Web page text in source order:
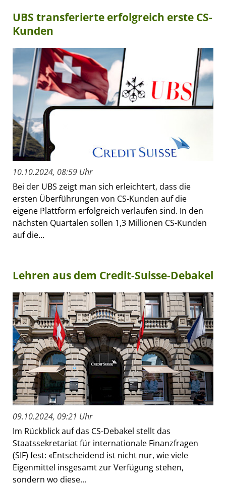
UBS transferierte erfolgreich erste CS-
Kunden
10.10.2024, 08:59 Uhr
Bei der UBS zeigt man sich erleichtert, dass die
ersten Überführungen von CS-Kunden auf die
eigene Plattform erfolgreich verlaufen sind. In den
nächsten Quartalen sollen 1,3 Millionen CS-Kunden
auf die...
Lehren aus dem Credit-Suisse-Debakel
09.10.2024, 09:21 Uhr
Im Rückblick auf das CS-Debakel stellt das
Staatssekretariat für internationale Finanzfragen
(SIF) fest: «Entscheidend ist nicht nur, wie viele
Eigenmittel insgesamt zur Verfügung stehen,
sondern wo diese...